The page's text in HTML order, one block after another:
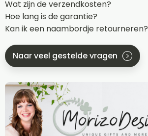
Wat zijn de verzendkosten?
Hoe lang is de garantie?
Kan ik een naambordje retourneren?
Naar veel gestelde vragen